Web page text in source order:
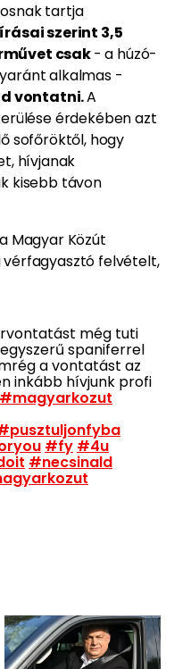
tartja
szerint 3,5
csak- a húzó-
alkalmas -
vontatni.A
érdekében azt
sofőröktől, hogy
hívjanak
kisebb távon
Magyar Közút
felvételt,
még tuti
spaniferrel
a vontatást az
inkább hívjunk profi
#magyarkozut
#fy #4u
#necsinald